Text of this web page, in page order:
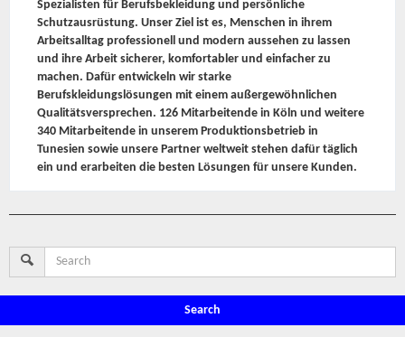
Spezialisten für Berufsbekleidung und persönliche
Schutzausrüstung. Unser Ziel ist es, Menschen in ihrem
Arbeitsalltag professionell und modern aussehen zu lassen
und ihre Arbeit sicherer, komfortabler und einfacher zu
machen. Dafür entwickeln wir starke
Berufskleidungslösungen mit einem außergewöhnlichen
Qualitätsversprechen. 126 Mitarbeitende in Köln und weitere
340 Mitarbeitende in unserem Produktionsbetrieb in
Tunesien sowie unsere Partner weltweit stehen dafür täglich
ein und erarbeiten die besten Lösungen für unsere Kunden.
Search